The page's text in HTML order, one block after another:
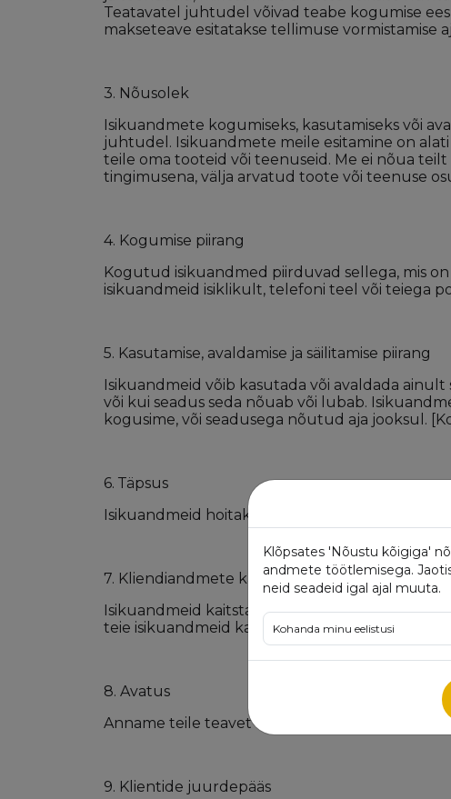
Teatavatel juhtudel võivad teabe kogumise
makseteave esitatakse tellimuse vormistamise
3. Nõusolek
Isikuandmete kogumiseks, kasutamiseks või
juhtudel. Isikuandmete meile esitamine on
teile oma tooteid või teenuseid. Me ei nõua
tingimusena, välja arvatud toote või teenuse
4. Kogumise piirang
Kogutud isikuandmed piirduvad sellega, mis
isikuandmeid isiklikult, telefoni teel või teiega
5. Kasutamise, avaldamise ja säilitamise piirang
Isikuandmeid võib kasutada või avaldada
või kui seadus seda nõuab või lubab.
kogusime, või seadusega nõutud aja jooksul.
6. Тäpsus
Isikuandmeid hoitakse nii täpsed, täielikud ja
7. Kliendiandmete kaitse
Isikuandmeid kaitstakse teabe tundlikkuse
teie isikuandmeid kadumise või omavolilise
8. Avatus
Anname teile teavet teie isikuandmete
9. Klientide juurdepääs
Klõpsates 'Nõustu kõigiga'
andmete töötlemisega.
neid seadeid igal ajal muuta.
Kohanda minu eelistusi